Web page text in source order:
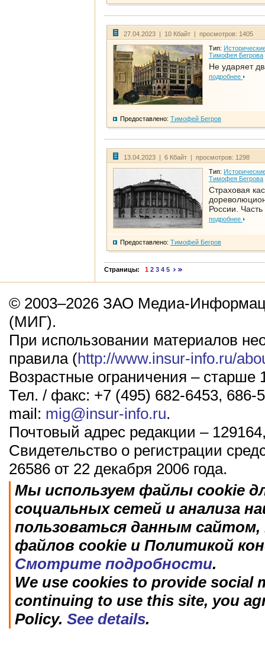
27.04.2023 | 10 Кбайт | просмотров: 1405
Тип:
Тимофея Бегрова
Не ударяет
подробнее
Предоставлено: Тимофей Бегров
13.04.2023 | 6 Кбайт | просмотров: 1298
Тип:
Тимофея Бегрова
Страховая
России. Часть
подробнее
Предоставлено: Тимофей Бегров
Страницы: 1 2 3 4 5
© 2003–2026 ЗАО Медиа-
(МИГ).
При использовании материалов
правила (http://www.insur-info.ru/
Возрастные ограничения – старше
Тел. / факс: +7 (495) 682-6453, 686-
mail: mig@insur-info.ru.
Почтовый адрес редакции –
Свидетельство о регистрации
26586 от 22 декабря 2006 года.
Мы используем файлы cookie
социальных сетей и анализа
пользоваться данным
файлов cookie и Политикой
Смотрите подробности.
We use cookies to provide social
continuing to use this site, you
Policy. See details.